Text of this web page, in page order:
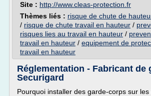
Site : http://www.cleas-protection.fr
Thèmes liés : risque de chute de
/ risque de chute travail en hauteur /
risques lies au travail en hauteur /
travail en hauteur / equipement de
travail en hauteur
Réglementation - Fabricant de
Securigard
Pourquoi installer des garde-corps sur